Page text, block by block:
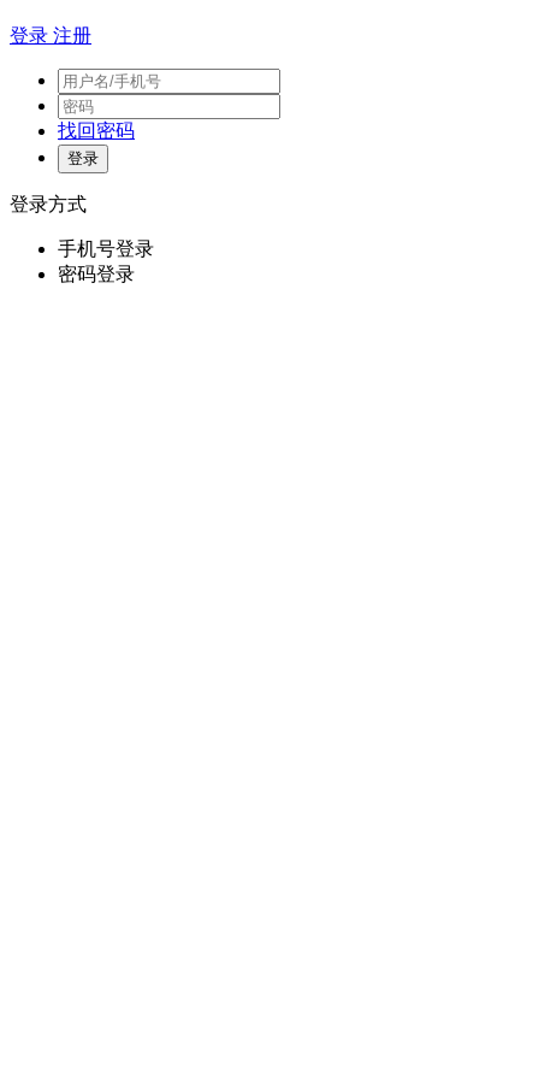
登录 注册
找回密码
登录方式
手机号登录
密码登录